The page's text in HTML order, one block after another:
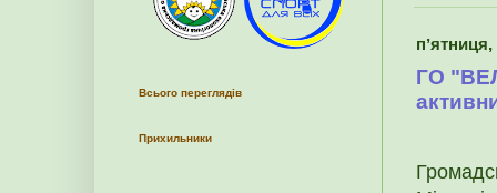
ГО
Всього переглядів
Прихильники